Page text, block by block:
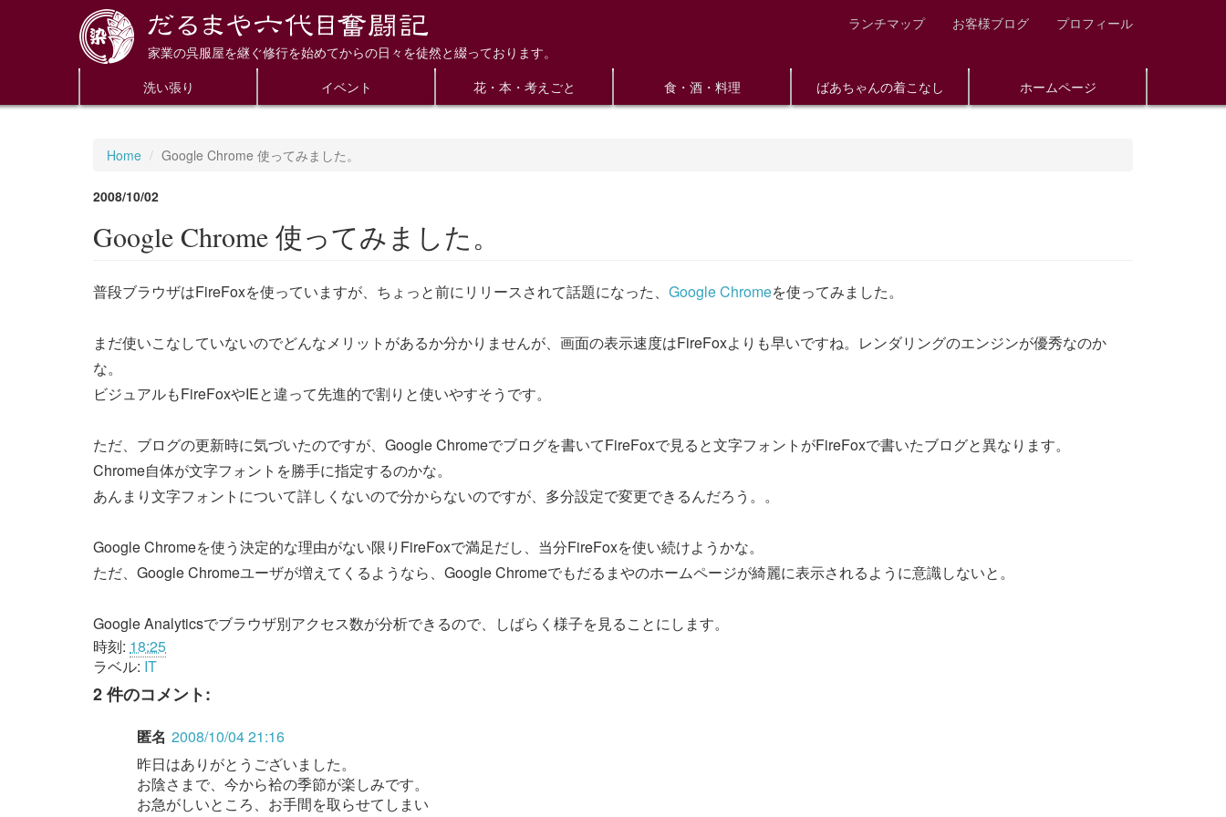
家業の呉服屋を継ぐ修行を始めてからの日々を徒然と綴っております。
ランチマップ お客様ブログ プロフィール
洗い張り イベント 花・本・考えごと 食・酒・料理 ばあちゃんの着こなし ホームページ
Home Google Chrome 使ってみました。
2008/10/02
Google Chrome 使ってみました。
普段ブラウザはFireFoxを使っていますが、ちょっと前にリリースされて話題になった、 Google Chromeを使ってみました。
まだ使いこなしていないのでどんなメリットがあるか分かりませんが、画面の表示速度はFireFoxよりも早いですね。レンダリングのエンジンが優秀なのか
な。
ビジュアルもFireFoxやIEと違って先進的で割りと使いやすそうです。
ただ、ブログの更新時に気づいたのですが、Google Chromeでブログを書いてFireFoxで見ると文字フォントがFireFoxで書いたブログと異なります。
Chrome自体が文字フォントを勝手に指定するのかな。
あんまり文字フォントについて詳しくないので分からないのですが、多分設定で変更できるんだろう。。
Google Chromeを使う決定的な理由がない限りFireFoxで満足だし、当分FireFoxを使い続けようかな。
ただ、Google Chromeユーザが増えてくるようなら、Google Chromeでもだるまやのホームページが綺麗に表示されるように意識しないと。
Google Analyticsでブラウザ別アクセス数が分析できるので、しばらく様子を見ることにします。
時刻: 18:25
ラベル: IT
2 件のコメント:
匿名 2008/10/04 21:16
昨日はありがとうございました。
お陰さまで、今から袷の季節が楽しみです。
お急がしいところ、お手間を取らせてしまい